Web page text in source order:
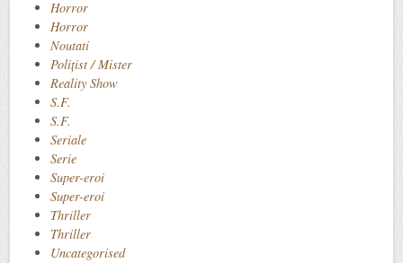
Horror
Horror
Noutati
Polițist / Mister
Reality Show
S.F.
S.F.
Seriale
Serie
Super-eroi
Super-eroi
Thriller
Thriller
Uncategorised